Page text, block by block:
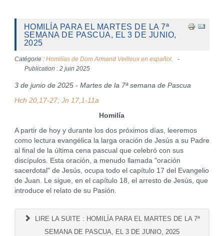
HOMILÍA PARA EL MARTES DE LA 7ª
SEMANA DE PASCUA, EL 3 DE JUNIO,
2025
Catégorie : Homilías de Dom Armand Veilleux en español.
Publication : 2 juin 2025
3 de junio de 2025 - Martes de la 7ª semana de Pascua
Hch 20,17-27; Jn 17,1-11a
Homilía
A partir de hoy y durante los dos próximos días, leeremos
como lectura evangélica la larga oración de Jesús a su Padre
al final de la última cena pascual que celebró con sus
discípulos. Esta oración, a menudo llamada "oración
sacerdotal" de Jesús, ocupa todo el capítulo 17 del Evangelio
de Juan. Le sigue, en el capítulo 18, el arresto de Jesús, que
introduce el relato de su Pasión.
LIRE LA SUITE : HOMILÍA PARA EL MARTES DE LA 7ª
SEMANA DE PASCUA, EL 3 DE JUNIO, 2025